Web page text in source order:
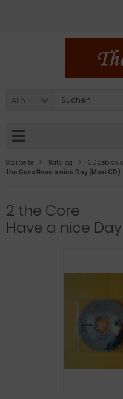
Alle
Startseite Katalog CD
the Core Have a nice Day (Maxi CD)
2 the Core
Have a nice